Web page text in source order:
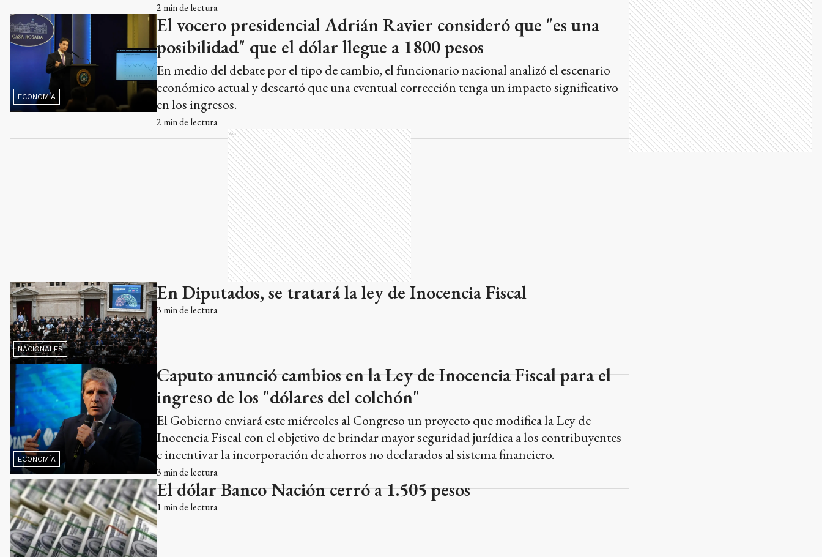
2 min de lectura
ECONOMÍA
El vocero presidencial Adrián Ravier consideró que "es una
posibilidad" que el dólar llegue a 1800 pesos
En medio del debate por el tipo de cambio, el funcionario nacional analizó el escenario
económico actual y descartó que una eventual corrección tenga un impacto significativo
en los ingresos.
2 min de lectura
Ads
NACIONALES
En Diputados, se tratará la ley de Inocencia Fiscal
3 min de lectura
ECONOMÍA
Caputo anunció cambios en la Ley de Inocencia Fiscal para el
ingreso de los "dólares del colchón"
El Gobierno enviará este miércoles al Congreso un proyecto que modifica la Ley de
Inocencia Fiscal con el objetivo de brindar mayor seguridad jurídica a los contribuyentes
e incentivar la incorporación de ahorros no declarados al sistema financiero.
3 min de lectura
El dólar Banco Nación cerró a 1.505 pesos
1 min de lectura